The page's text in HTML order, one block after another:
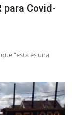
para Covid-
“esta es una